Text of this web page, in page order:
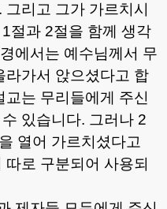
. 그리고 그가 가르치시
1절과 2절을 함께 생각
에서는 예수님께서 무
라가서 앉으셨다고 합
교는 무리들에게 주신
있습니다. 그러나 2
열어 가르치셨다고
로 구분되어 사용되